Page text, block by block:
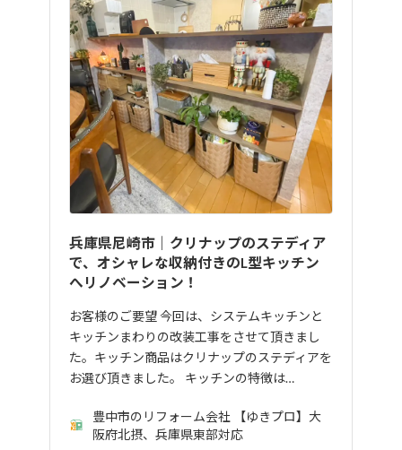
兵庫県尼崎市｜クリナップのステディア
で、オシャレな収納付きのL型キッチン
へリノベーション！
お客様のご要望 今回は、システムキッチンと
キッチンまわりの改装工事をさせて頂きまし
た。キッチン商品はクリナップのステディアを
お選び頂きました。 キッチンの特徴は…
豊中市のリフォーム会社 【ゆきプロ】大
阪府北摂、兵庫県東部対応